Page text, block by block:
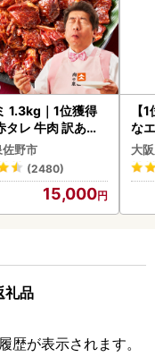
1.3kg｜1位獲得
タレ 牛肉 訳あり
佐野市
(2480)
15,000
【
な
大
礼品
歴が表示されます。